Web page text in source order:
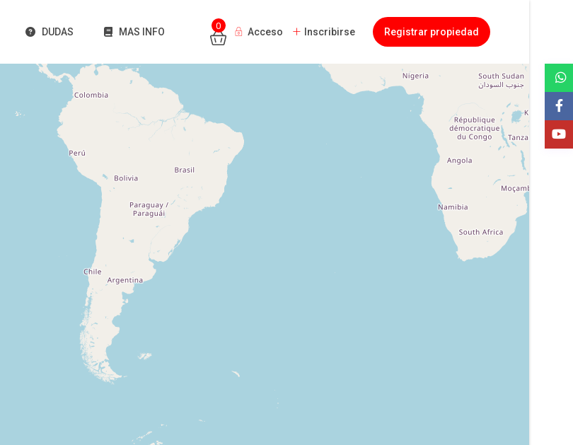
DUDAS MAS INFO
0
Acceso Inscribirse Registrar propiedad
Cargando mapas